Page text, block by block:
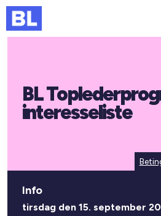
Find medarbejder
Kurser og arrangementer
Jobportalen
BL
interesseliste
Info
tirsdag den 15. september